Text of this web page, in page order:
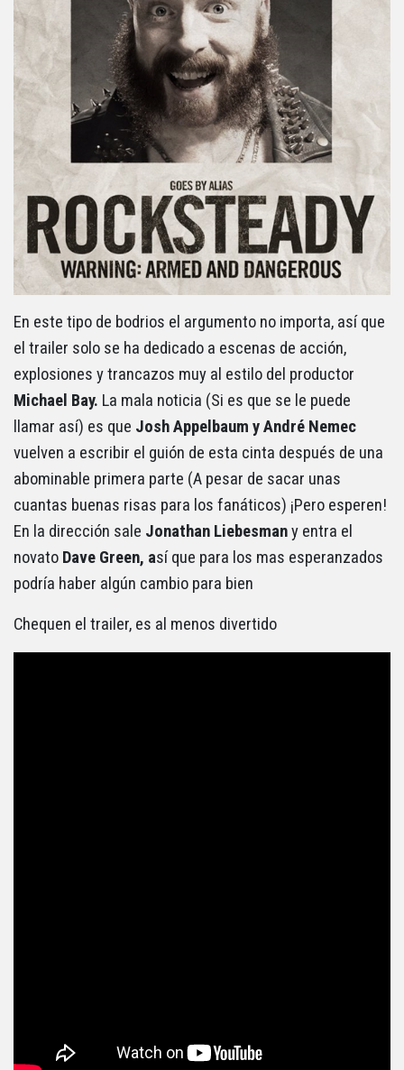
En este tipo de bodrios el argumento no importa, así que
el trailer solo se ha dedicado a escenas de acción,
explosiones y trancazos muy al estilo del productor
Michael Bay. La mala noticia (Si es que se le puede
llamar así) es que Josh Appelbaum y André Nemec
vuelven a escribir el guión de esta cinta después de una
abominable primera parte (A pesar de sacar unas
cuantas buenas risas para los fanáticos) ¡Pero esperen!
En la dirección sale Jonathan Liebesmany entra el
novato Dave Green, así que para los mas esperanzados
podría haber algún cambio para bien
Chequen el trailer, es al menos divertido